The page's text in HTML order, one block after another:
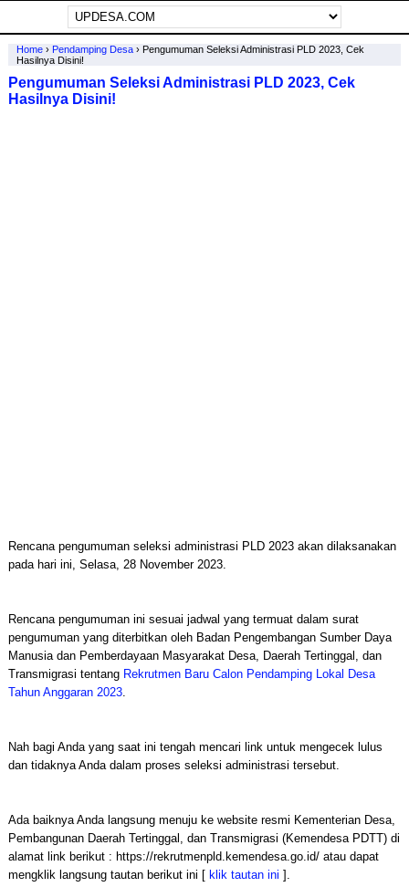
Home› Pendamping Desa› Pengumuman Seleksi Administrasi PLD 2023, Cek
Hasilnya Disini!
Pengumuman Seleksi Administrasi PLD 2023, Cek
Hasilnya Disini!
Rencana pengumuman seleksi administrasi PLD 2023 akan dilaksanakan
pada hari ini, Selasa, 28 November 2023.
Rencana pengumuman ini sesuai jadwal yang termuat dalam surat
pengumuman yang diterbitkan oleh Badan Pengembangan Sumber Daya
Manusia dan Pemberdayaan Masyarakat Desa, Daerah Tertinggal, dan
Transmigrasi tentang Rekrutmen Baru Calon Pendamping Lokal Desa
Tahun Anggaran 2023.
Nah bagi Anda yang saat ini tengah mencari link untuk mengecek lulus
dan tidaknya Anda dalam proses seleksi administrasi tersebut.
Ada baiknya Anda langsung menuju ke website resmi Kementerian Desa,
Pembangunan Daerah Tertinggal, dan Transmigrasi (Kemendesa PDTT) di
alamat link berikut : https://rekrutmenpld.kemendesa.go.id/ atau dapat
mengklik langsung tautan berikut ini [ klik tautan ini ].